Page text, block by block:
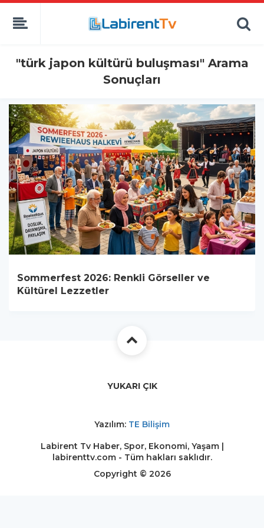
"türk japon kültürü buluşması" Arama
Sonuçları
Sommerfest 2026: Renkli Görseller ve
Kültürel Lezzetler
YUKARI ÇIK
Yazılım: TE Bilişim
Labirent Tv Haber, Spor, Ekonomi, Yaşam |
labirenttv.com - Tüm hakları saklıdır.
Copyright © 2026